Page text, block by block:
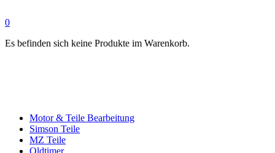
0
Es befinden sich keine Produkte im Warenkorb.
Motor & Teile Bearbeitung
Simson Teile
MZ Teile
Oldtimer